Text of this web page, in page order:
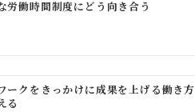
労働時間制度にどう向き合う
ークをきっかけに成果を上げる働き方
る